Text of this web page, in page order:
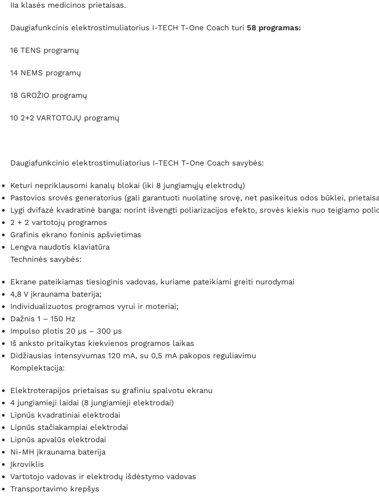
IIa klasės medicinos prietaisas.
Daugiafunkcinis elektrostimuliatorius I-TECH T-One Coach turi 58 programas:
16 TENS programų
14 NEMS programų
18 GROŽIO programų
10 2+2 VARTOTOJŲ programų
Daugiafunkcinio elektrostimuliatorius I-TECH T-One Coach savybės:
Keturi nepriklausomi kanalų blokai (iki 8 jungiamųjų elektrodų)
Pastovios srovės generatorius (gali garantuoti nuolatinę srovę, net pasikeitus odos būklei,
Lygi dvifazė kvadratinė banga: norint išvengti poliarizacijos efekto, srovės kiekis nuo teigiamo
2 + 2 vartotojų programos
Grafinis ekrano foninis apšvietimas
Lengva naudotis klaviatūra
Techninės savybės:
Ekrane pateikiamas tiesioginis vadovas, kuriame pateikiami greiti nurodymai
4,8 V įkraunama baterija;
Individualizuotos programos vyrui ir moteriai;
Dažnis 1 – 150 Hz
Impulso plotis 20 µs – 300 µs
Iš anksto pritaikytas kiekvienos programos laikas
Didžiausias intensyvumas 120 mA, su 0,5 mA pakopos reguliavimu
Komplektacija:
Elektroterapijos prietaisas su grafiniu spalvotu ekranu
4 jungiamieji laidai (8 jungiamieji elektrodai)
Lipnūs kvadratiniai elektrodai
Lipnūs stačiakampiai elektrodai
Lipnūs apvalūs elektrodai
Ni-MH įkraunama baterija
Įkroviklis
Vartotojo vadovas ir elektrodų išdėstymo vadovas
Transportavimo krepšys